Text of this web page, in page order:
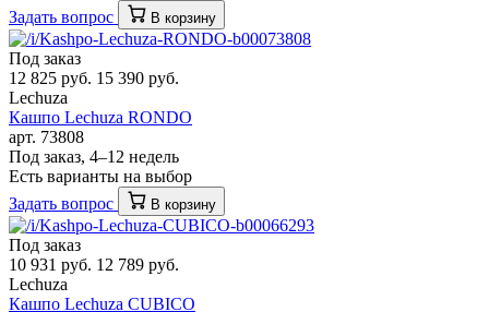
Задать вопрос
В корзину
Под заказ
12 825 руб. 15 390 руб.
Lechuza
Кашпо Lechuza RONDO
арт. 73808
Под заказ, 4–12 недель
Есть варианты на выбор
Задать вопрос
В корзину
Под заказ
10 931 руб. 12 789 руб.
Lechuza
Кашпо Lechuza CUBICO